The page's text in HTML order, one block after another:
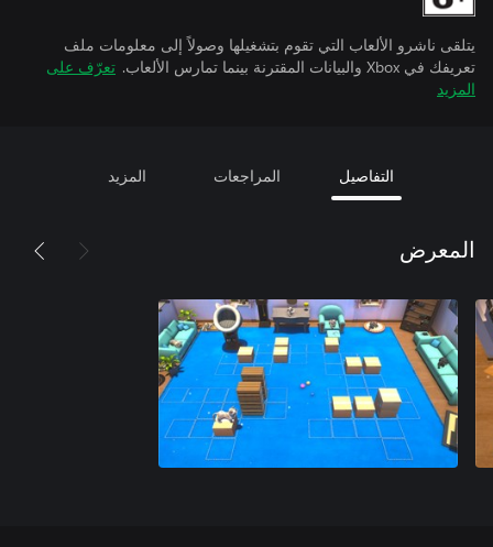
يتلقى ناشرو الألعاب التي تقوم بتشغيلها وصولاً إلى معلومات ملف
تعريفك في Xbox والبيانات المقترنة بينما تمارس الألعاب.
تعرّف على
المزيد
التفاصيل المراجعات المزيد
المعرض